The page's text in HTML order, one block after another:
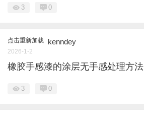
3 0
点击重新加载 kenndey
2026-1-2
橡胶手感漆的涂层无手感处理方法
3 0